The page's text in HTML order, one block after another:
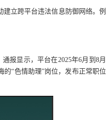
立跨平台违法信息防御网络。例
报显示，平台在2025年6月到8月
“色情助理”岗位，发布正常职位